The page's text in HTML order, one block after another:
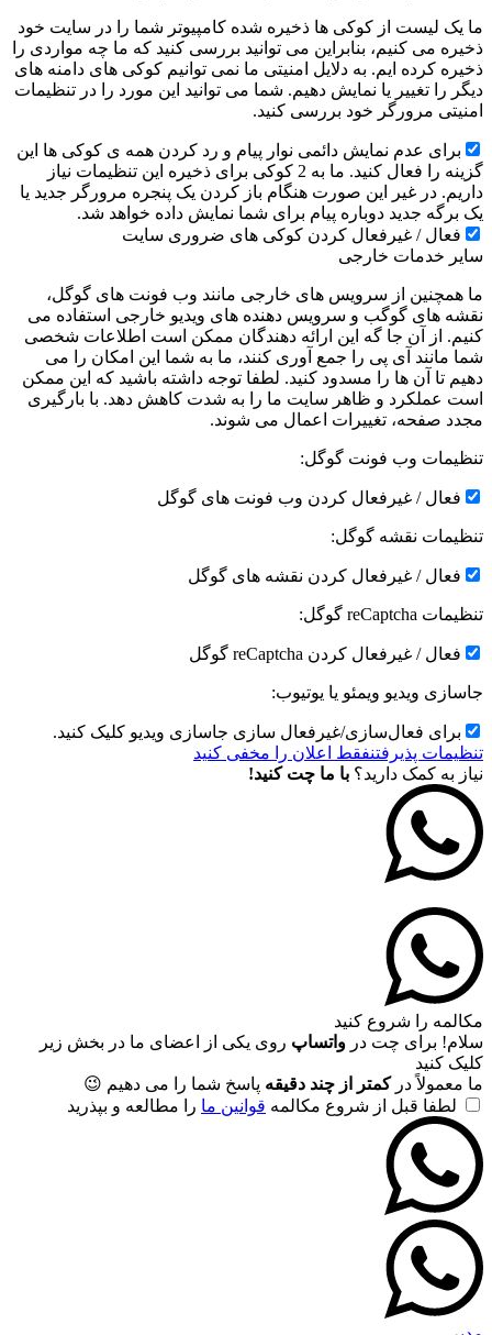
ما یک لیست از کوکی ها ذخیره شده کامپیوتر شما را در سایت خود
ذخیره می کنیم، بنابراین می توانید بررسی کنید که ما چه مواردی را
ذخیره کرده ایم. به دلایل امنیتی ما نمی توانیم کوکی های دامنه های
دیگر را تغییر یا نمایش دهیم. شما می توانید این مورد را در تنظیمات
امنیتی مرورگر خود بررسی کنید.
برای عدم نمایش دائمی نوار پیام و رد کردن همه ی کوکی ها این
گزینه را فعال کنید. ما به 2 کوکی برای ذخیره این تنظیمات نیاز
داریم. در غیر این صورت هنگام باز کردن یک پنجره مرورگر جدید یا
یک برگه جدید دوباره پیام برای شما نمایش داده خواهد شد.
فعال / غیرفعال کردن کوکی های ضروری سایت
سایر خدمات خارجی
ما همچنین از سرویس های خارجی مانند وب فونت های گوگل،
نقشه های گوگب و سرویس دهنده های ویدیو خارجی استفاده می
کنیم. از آن جا گه این ارائه دهندگان ممکن است اطلاعات شخصی
شما مانند آی پی را جمع آوری کنند، ما به شما این امکان را می
دهیم تا آن ها را مسدود کنید. لطفا توجه داشته باشید که این ممکن
است عملکرد و ظاهر سایت ما را به شدت کاهش دهد. با بارگیری
مجدد صفحه، تغییرات اعمال می شوند.
تنظیمات وب فونت گوگل:
فعال / غیرفعال کردن وب فونت های گوگل
تنظیمات نقشه گوگل:
فعال / غیرفعال کردن نقشه های گوگل
تنظیمات reCaptcha گوگل:
فعال / غیرفعال کردن reCaptcha گوگل
جاسازی ویدیو ویمئو یا یوتیوب:
برای فعال‌سازی/غیرفعال سازی جاسازی ویدیو کلیک کنید.
تنظیمات پذیرفتنفقط اعلان را مخفی کنید
نیاز به کمک دارید؟ با ما چت کنید!
مکالمه را شروع کنید
سلام! برای چت در واتساپ روی یکی از اعضای ما در بخش زیر
کلیک کنید
ما معمولاً درکمتر از چند دقیقه پاسخ شما را می دهیم 😉
لطفا قبل از شروع مکالمه قوانین ما را مطالعه و بپذرید